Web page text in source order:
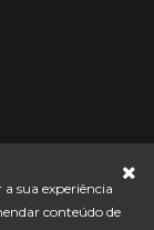
sua experiência
conteúdo de